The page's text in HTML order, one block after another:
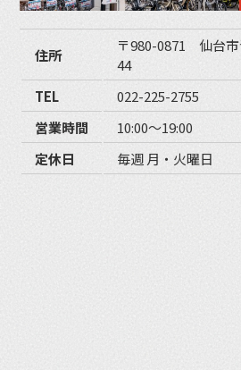
住所
〒980-0871 仙台
44
TEL
022-225-2755
営業時間
10:00〜19:00
定休日
毎週 月・火曜日